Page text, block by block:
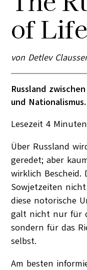
of Life
von Detlev
Russland
und Nationalismus.
Lesezeit 4 Minuten
Über Russland
geredet; aber
wirklich Bescheid.
Sowjetzeiten
diese notorische
galt nicht nur für
sondern für das
selbst.
Am besten